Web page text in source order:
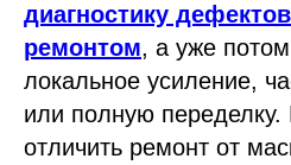
диагностику
ремонтом, а уже
локальное усиление,
или полную
отличить ремонт от